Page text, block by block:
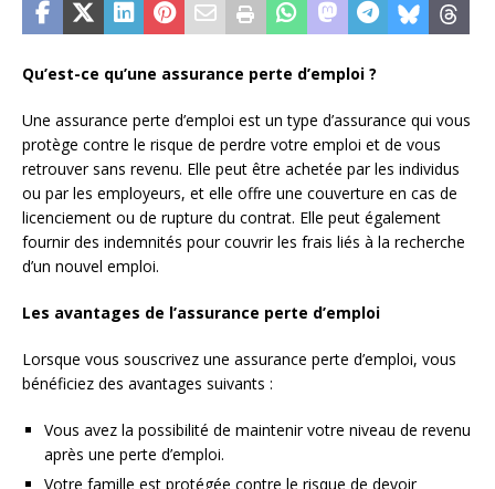
Qu’est-ce qu’une assurance perte d’emploi ?
Une assurance perte d’emploi est un type d’assurance qui vous
protège contre le risque de perdre votre emploi et de vous
retrouver sans revenu. Elle peut être achetée par les individus
ou par les employeurs, et elle offre une couverture en cas de
licenciement ou de rupture du contrat. Elle peut également
fournir des indemnités pour couvrir les frais liés à la recherche
d’un nouvel emploi.
Les avantages de l’assurance perte d’emploi
Lorsque vous souscrivez une assurance perte d’emploi, vous
bénéficiez des avantages suivants :
Vous avez la possibilité de maintenir votre niveau de revenu
après une perte d’emploi.
Votre famille est protégée contre le risque de devoir